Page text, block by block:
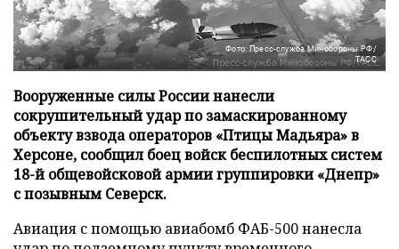
Фото: Пресс-служба Минобороны РФ/
ТАСС
Вооруженные силы России нанесли
сокрушительный удар по замаскированному
объекту взвода операторов «Птицы Мадьяра» в
Херсоне, сообщил боец войск беспилотных систем
18-й общевойсковой армии группировки «Днепр»
с позывным Северск.
Авиация с помощью авиабомб ФАБ-500 нанесла